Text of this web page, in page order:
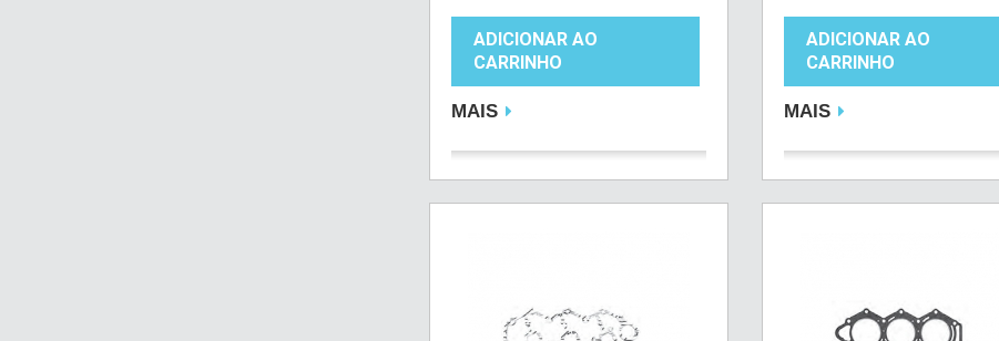
ADICIONAR AO
CARRINHO
MAIS
ADICIONAR AO
CARRINHO
MAIS